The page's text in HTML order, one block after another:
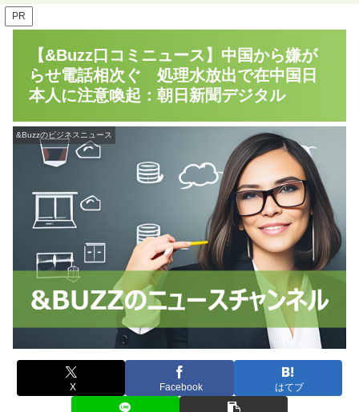
PR
【&Buzz口コミニュース】中国から嫌が
らせ電話相次ぐ 処理水放出で在中国日
本人に注意喚起：朝日新聞デジタル
&Buzzのビジネスニュース
X Facebook はてブ